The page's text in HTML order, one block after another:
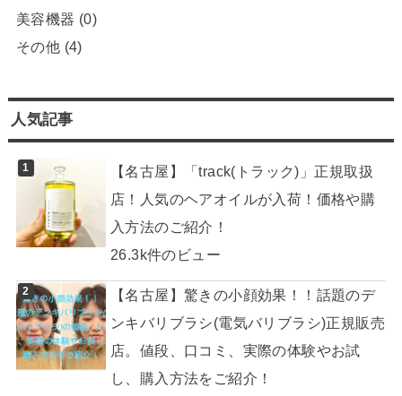
美容機器 (0)
その他 (4)
人気記事
【名古屋】「track(トラック)」正規取扱
店！人気のヘアオイルが入荷！価格や購
入方法のご紹介！
26.3k件のビュー
【名古屋】驚きの小顔効果！！話題のデ
ンキバリブラシ(電気バリブラシ)正規販売
店。値段、口コミ、実際の体験やお試
し、購入方法をご紹介！